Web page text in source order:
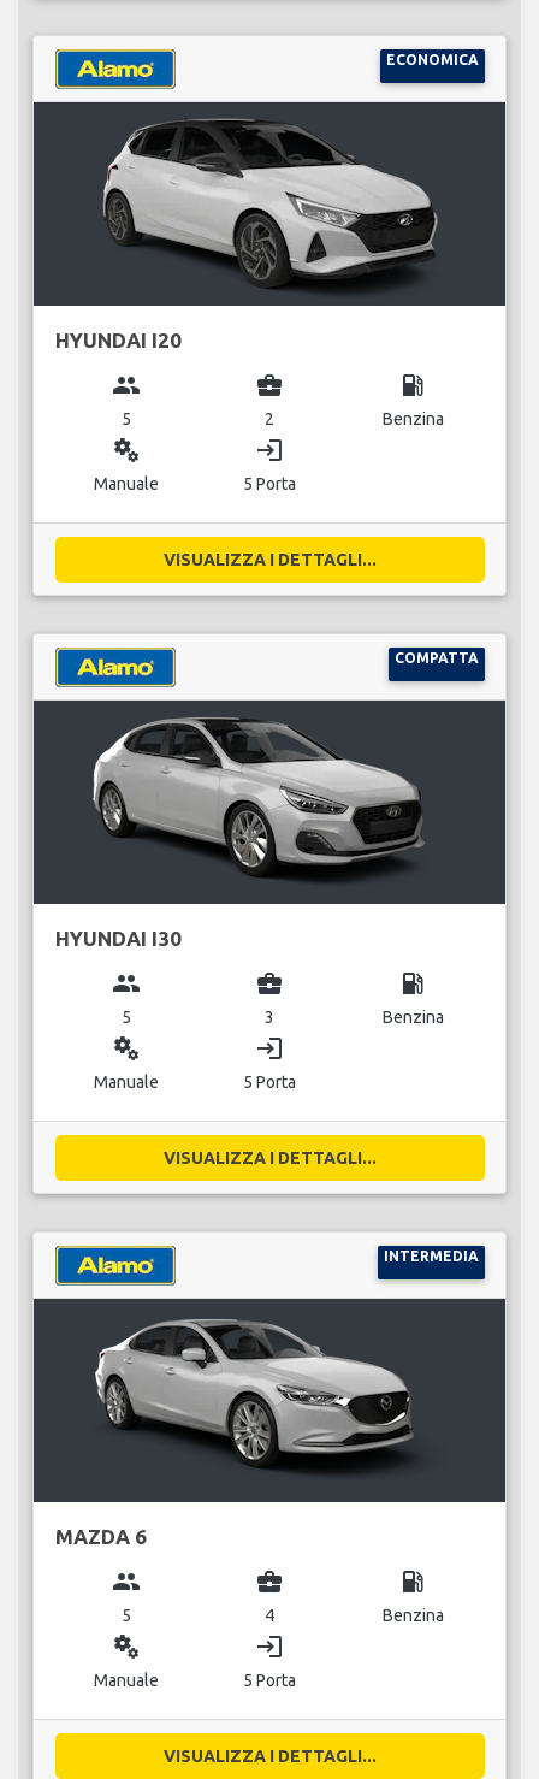
ECONOMICA
HYUNDAI I20
group
5
business_center
2
local_gas_station
Benzina
miscellaneous_services
Manuale
login
5 Porta
VISUALIZZA I DETTAGLI...
COMPATTA
HYUNDAI I30
group
5
business_center
3
local_gas_station
Benzina
miscellaneous_services
Manuale
login
5 Porta
VISUALIZZA I DETTAGLI...
INTERMEDIA
MAZDA 6
group
5
business_center
4
local_gas_station
Benzina
miscellaneous_services
Manuale
login
5 Porta
VISUALIZZA I DETTAGLI...